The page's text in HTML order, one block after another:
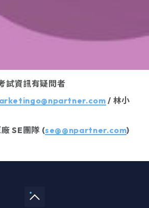
試資訊有疑問者
/ 林小
SE團隊 (se@@npartner.com)